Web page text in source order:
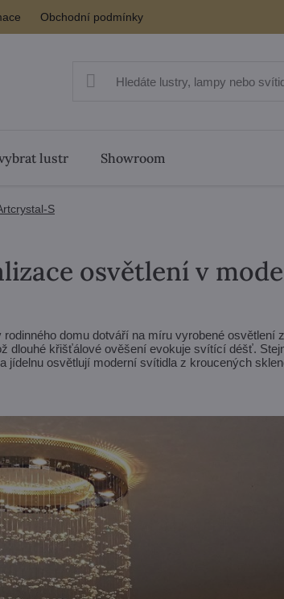
Obchodní podmínky
lustr Showroom
S
osvětlení v
domu dotváří na míru vyrobené osvětlení
dlouhé křišťálové ověšení evokuje svítící déšť.
jídelnu osvětlují moderní svítidla z kroucených